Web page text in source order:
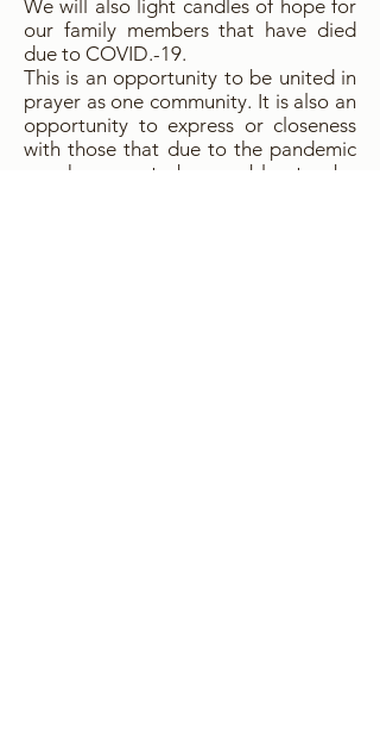
We will also light candles of hope for
our family members that have died
due to COVID.-19.
This is an opportunity to be united in
prayer as one community. It is also an
opportunity to express or closeness
with those that due to the pandemic
we have not been able to be